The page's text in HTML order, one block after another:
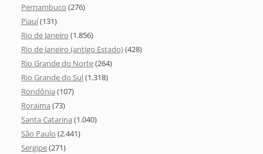
Pernambuco (276)
Piauí(131)
Rio de Janeiro (1.856)
Rio de Janeiro (antigo Estado)(428)
Rio Grande do Norte(264)
Rio Grande do Sul(1.318)
Rondônia (107)
Roraima (73)
Santa Catarina (1.040)
São Paulo (2.441)
Sergipe(271)